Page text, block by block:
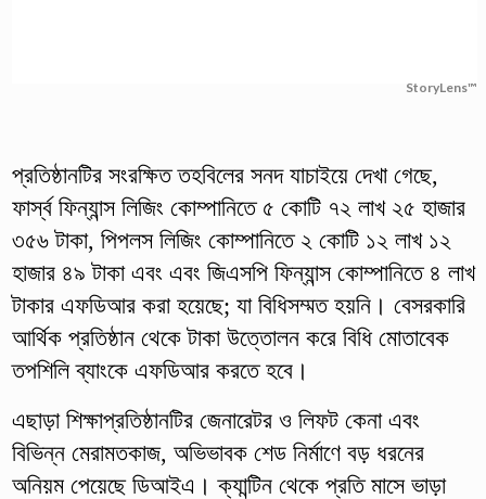
StoryLens™
প্রতিষ্ঠানটির সংরক্ষিত তহবিলের সনদ যাচাইয়ে দেখা গেছে,
ফার্স্ব ফিন্যান্স লিজিং কোম্পানিতে ৫ কোটি ৭২ লাখ ২৫ হাজার
৩৫৬ টাকা, পিপলস লিজিং কোম্পানিতে ২ কোটি ১২ লাখ ১২
হাজার ৪৯ টাকা এবং এবং জিএসপি ফিন্যান্স কোম্পানিতে ৪ লাখ
টাকার এফডিআর করা হয়েছে; যা বিধিসম্মত হয়নি। বেসরকারি
আর্থিক প্রতিষ্ঠান থেকে টাকা উত্তোলন করে বিধি মোতাবেক
তপশিলি ব্যাংকে এফডিআর করতে হবে।
এছাড়া শিক্ষাপ্রতিষ্ঠানটির জেনারেটর ও লিফট কেনা এবং
বিভিন্ন মেরামতকাজ, অভিভাবক শেড নির্মাণে বড় ধরনের
অনিয়ম পেয়েছে ডিআইএ। ক্যান্টিন থেকে প্রতি মাসে ভাড়া